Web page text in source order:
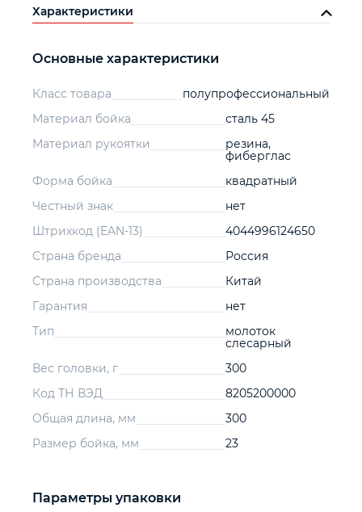
Характеристики
Основные характеристики
Класс товара
полупрофессиональный
Материал бойка
сталь 45
Материал рукоятки
резина,
фиберглас
Форма бойка
квадратный
Честный знак
нет
Штрихкод (EAN-13)
4044996124650
Страна бренда
Россия
Страна производства
Китай
Гарантия
нет
Тип
молоток
слесарный
Вес головки, г
300
Код ТН ВЭД
8205200000
Общая длина, мм
300
Размер бойка, мм
23
Параметры упаковки